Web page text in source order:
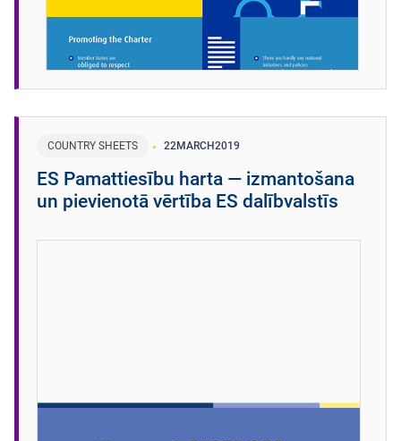
COUNTRY SHEETS 22MARCH2019
ES Pamattiesību harta — izmantošana
un pievienotā vērtība ES dalībvalstīs